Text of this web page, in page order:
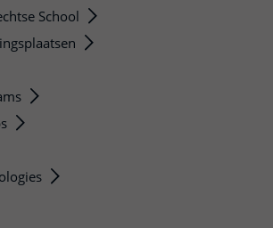
School